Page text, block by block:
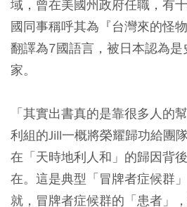
域，曾在美國州政府任職，有
國同事稱呼其為『台灣來的怪
翻譯為7國語言，被日本認為
家。
「其實出書真的是靠很多人的
利組的Jill一概將榮耀歸功給團
在「天時地利人和」的歸因背
在。這是典型「冒牌者症候群
就，冒牌者症候群的「患者」